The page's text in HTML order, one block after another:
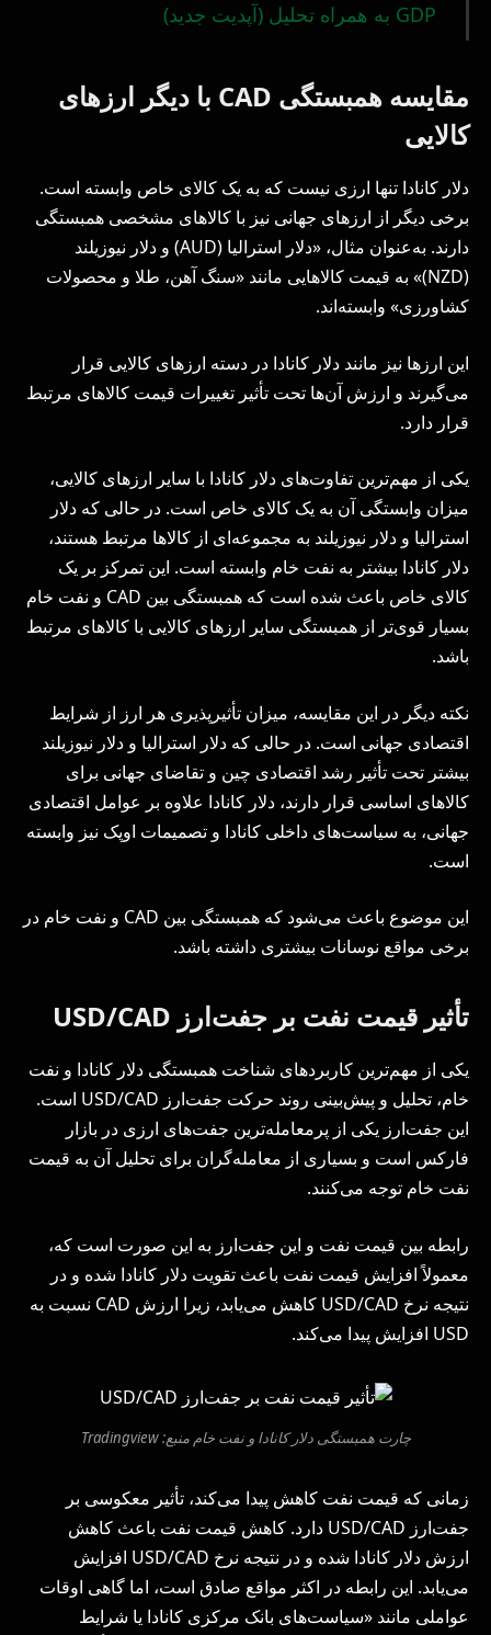
GDP به همراه تحلیل (آپدیت جدید)
مقایسه همبستگی CAD با دیگر ارزهای
کالایی
دلار کانادا تنها ارزی نیست که به یک کالای خاص وابسته است.
برخی دیگر از ارزهای جهانی نیز با کالاهای مشخصی همبستگی
دارند. به‌عنوان مثال، «دلار استرالیا (AUD) و دلار نیوزیلند
(NZD)» به قیمت کالاهایی مانند «سنگ آهن، طلا و محصولات
کشاورزی» وابسته‌اند.
این ارزها نیز مانند دلار کانادا در دسته ارزهای کالایی قرار
می‌گیرند و ارزش آن‌ها تحت تأثیر تغییرات قیمت کالاهای مرتبط
قرار دارد.
یکی از مهم‌ترین تفاوت‌های دلار کانادا با سایر ارزهای کالایی،
میزان وابستگی آن به یک کالای خاص است. در حالی که دلار
استرالیا و دلار نیوزیلند به مجموعه‌ای از کالاها مرتبط هستند،
دلار کانادا بیشتر به نفت خام وابسته است. این تمرکز بر یک
کالای خاص باعث شده است که همبستگی بین CAD و نفت خام
بسیار قوی‌تر از همبستگی سایر ارزهای کالایی با کالاهای مرتبط
باشد.
نکته دیگر در این مقایسه، میزان تأثیرپذیری هر ارز از شرایط
اقتصادی جهانی است. در حالی که دلار استرالیا و دلار نیوزیلند
بیشتر تحت تأثیر رشد اقتصادی چین و تقاضای جهانی برای
کالاهای اساسی قرار دارند، دلار کانادا علاوه بر عوامل اقتصادی
جهانی، به سیاست‌های داخلی کانادا و تصمیمات اوپک نیز وابسته
است.
این موضوع باعث می‌شود که همبستگی بین CAD و نفت خام در
برخی مواقع نوسانات بیشتری داشته باشد.
تأثیر قیمت نفت بر جفت‌ارز USD/CAD
یکی از مهم‌ترین کاربردهای شناخت همبستگی دلار کانادا و نفت
خام، تحلیل و پیش‌بینی روند حرکت جفت‌ارز USD/CAD است.
این جفت‌ارز یکی از پرمعامله‌ترین جفت‌های ارزی در بازار
فارکس است و بسیاری از معامله‌گران برای تحلیل آن به قیمت
نفت خام توجه می‌کنند.
رابطه بین قیمت نفت و این جفت‌ارز به این صورت است که،
معمولاً افزایش قیمت نفت باعث تقویت دلار کانادا شده و در
نتیجه نرخ USD/CAD کاهش می‌یابد، زیرا ارزش CAD نسبت به
USD افزایش پیدا می‌کند.
چارت همبستگی دلار کانادا و نفت خام منبع: Tradingview
زمانی که قیمت نفت کاهش پیدا می‌کند، تأثیر معکوسی بر
جفت‌ارز USD/CAD دارد. کاهش قیمت نفت باعث کاهش
ارزش دلار کانادا شده و در نتیجه نرخ USD/CAD افزایش
می‌یابد. این رابطه در اکثر مواقع صادق است، اما گاهی اوقات
عواملی مانند «سیاست‌های بانک مرکزی کانادا یا شرایط